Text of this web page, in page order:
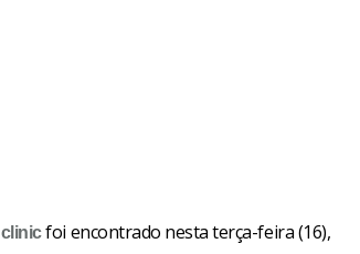
clinicfoi encontrado nesta terça-feira (16),